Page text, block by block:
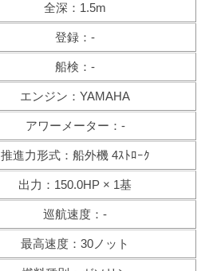
全深：1.5m
登録：-
船検：-
エンジン：YAMAHA
アワーメーター：-
推進力形式：船外機 4ｽﾄﾛｰｸ
出力：150.0HP × 1基
巡航速度：-
最高速度：30ノット